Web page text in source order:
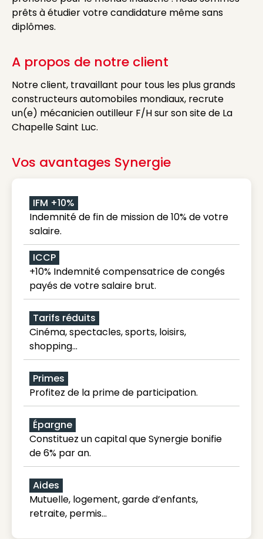
prêts à étudier votre candidature même sans
diplômes.
A propos de notre client
Notre client, travaillant pour tous les plus grands
constructeurs automobiles mondiaux, recrute
un(e) mécanicien outilleur F/H sur son site de La
Chapelle Saint Luc.
Vos avantages Synergie
IFM +10%
Indemnité de fin de mission de 10% de votre
salaire.
ICCP
+10% Indemnité compensatrice de congés
payés de votre salaire brut.
Tarifs réduits
Cinéma, spectacles, sports, loisirs,
shopping...
Primes
Profitez de la prime de participation.
Épargne
Constituez un capital que Synergie bonifie
de 6% par an.
Aides
Mutuelle, logement, garde d’enfants,
retraite, permis…